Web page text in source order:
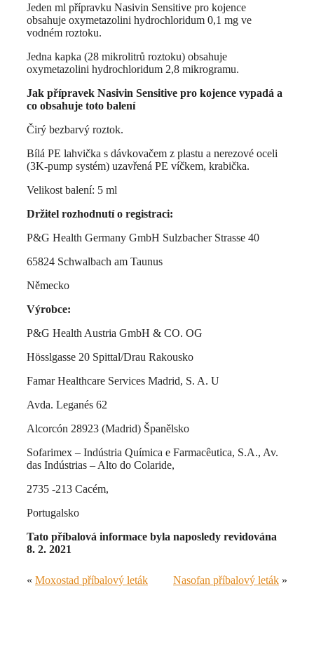
Jeden ml přípravku Nasivin Sensitive pro kojence
obsahuje oxymetazolini hydrochloridum 0,1 mg ve
vodném roztoku.
Jedna kapka (28 mikrolitrů roztoku) obsahuje
oxymetazolini hydrochloridum 2,8 mikrogramu.
Jak přípravek Nasivin Sensitive pro kojence vypadá a
co obsahuje toto balení
Čirý bezbarvý roztok.
Bílá PE lahvička s dávkovačem z plastu a nerezové oceli
(3K-pump systém) uzavřená PE víčkem, krabička.
Velikost balení: 5 ml
Držitel rozhodnutí o registraci:
P&G Health Germany GmbH Sulzbacher Strasse 40
65824 Schwalbach am Taunus
Německo
Výrobce:
P&G Health Austria GmbH & CO. OG
Hösslgasse 20 Spittal/Drau Rakousko
Famar Healthcare Services Madrid, S. A. U
Avda. Leganés 62
Alcorcón 28923 (Madrid) Španělsko
Sofarimex – Indústria Química e Farmacêutica, S.A., Av.
das Indústrias – Alto do Colaride,
2735 -213 Cacém,
Portugalsko
Tato příbalová informace byla naposledy revidována
8. 2. 2021
« Moxostad příbalový leták Nasofan příbalový leták »